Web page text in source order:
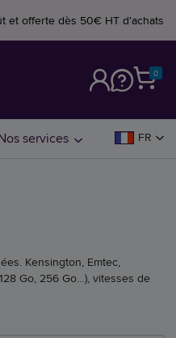
et offerte dès 50€ HT d'achats
0
services FR
Kensington, Emtec,
Go, 256 Go…), vitesses de